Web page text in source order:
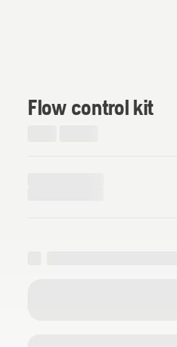
Flow control kit